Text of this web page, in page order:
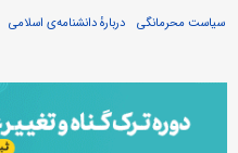
سیاست محرمانگی
دربارهٔ دانشنامه‌ی اسلامی